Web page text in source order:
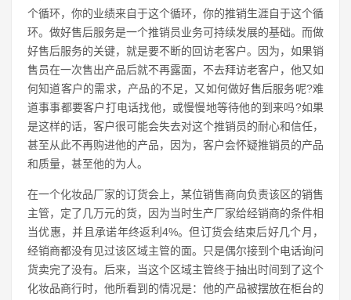
个循环，你的业绩来自于这个循环，你的推销生涯自于这个循
环。做好售后服务是一个推销员业务可持续发展的基础。而做
好售后服务的关键，就是要不断的回访老客户。因为，如果销
售员在一次售出产品后就不再露面，不去拜访老客户，他又如
何知道客户的需求，产品的不足，又如何做好售后服务呢?难
道事事都要客户打电话找他，或慢慢地等待他的到来吗?如果
是这样的话，客户很可能会失去对这个推销员的耐心和信任，
甚至从此不再购进他的产品，因为，客户会怀疑推销员的产品
和质量，甚至他的为人。
在一个化妆品厂家的订货会上，某位销售商向负责该区的销售
主管，定了几万元的货，因为当时生产厂家给经销商的条件相
当优惠，并且承诺年终返利4%。但订货会结束后好几个月，
经销商都没有见过该区域主管的面。只是偶尔接到个电话询问
货卖完了没有。后来，当这个区域主管终于抽出时间到了这个
化妆品商行时，他所看到的情况是：他的产品被摆放在柜台的